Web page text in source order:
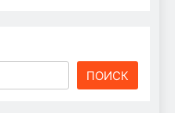
ПОИСК